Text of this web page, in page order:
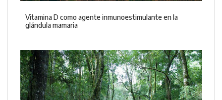
Vitamina D como agente inmunoestimulante en la
glándula mamaria